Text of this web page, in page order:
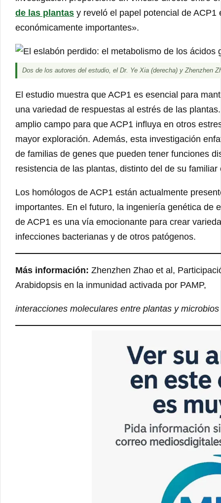
de las plantas y reveló el papel potencial de
económicamente importantes».
Dos de los autores del estudio, el Dr. Ye Xia (derecha) y Zhenzhen
El estudio muestra que ACP1 es esencial para
una variedad de respuestas al estrés de las
amplio campo para que ACP1 influya en otros
mayor exploración. Además, esta investigación
de familias de genes que pueden tener funciones
resistencia de las plantas, distinto del de su familiar
Los homólogos de ACP1 están actualmente
importantes. En el futuro, la ingeniería genética de
de ACP1 es una vía emocionante para crear
infecciones bacterianas y de otros patógenos.
Más información: Zhenzhen Zhao et al,
Arabidopsis en la inmunidad activada por PAMP,
interacciones moleculares entre plantas y microbios